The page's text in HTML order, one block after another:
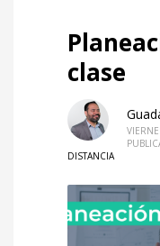
clase
DISTANCIA